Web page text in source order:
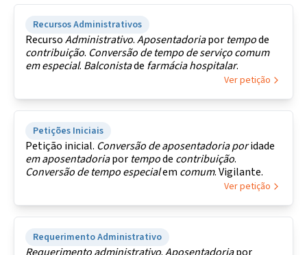
Recursos Administrativos
RecursoAdministrativo.Aposentadoriapor tempode
contribuição. Conversão de tempodeserviçocomum
em especial. Balconistade farmáciahospitalar.
Ver petição
Petições Iniciais
Petição inicial. Conversãodeaposentadoriaporidade
emaposentadoriapor tempode contribuição.
Conversão de tempoespecialem comum. Vigilante.
Ver petição
Requerimento Administrativo